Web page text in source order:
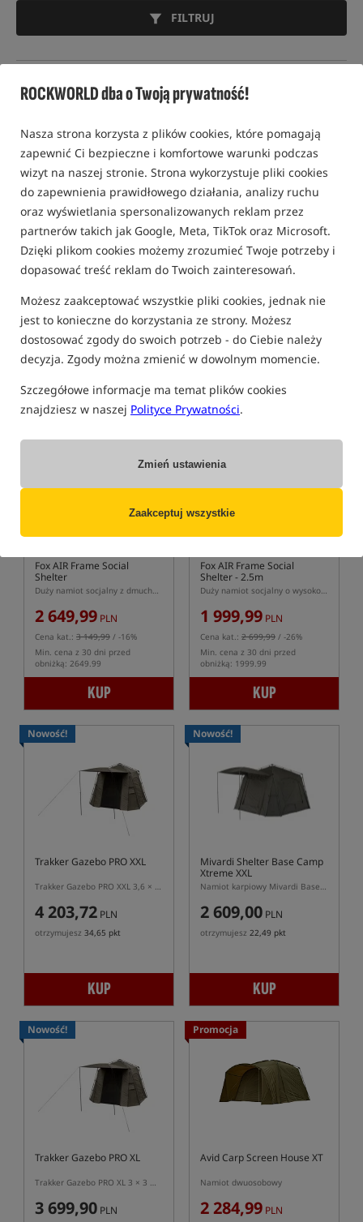
ROCKWORLD dba o Twoją prywatność!
Nasza strona korzysta z plików cookies, które pomagają
zapewnić Ci bezpieczne i komfortowe warunki podczas
wizyt na naszej stronie. Strona wykorzystuje pliki cookies
do zapewnienia prawidłowego działania, analizy ruchu
oraz wyświetlania spersonalizowanych reklam przez
partnerów takich jak Google, Meta, TikTok oraz Microsoft.
Dzięki plikom cookies możemy zrozumieć Twoje potrzeby i
dopasować treść reklam do Twoich zainteresowań.
Możesz zaakceptować wszystkie pliki cookies, jednak nie
jest to konieczne do korzystania ze strony. Możesz
dostosować zgody do swoich potrzeb - do Ciebie należy
decyzja. Zgody można zmienić w dowolnym momencie.
Szczegółowe informacje ma temat plików cookies
znajdziesz w naszej Polityce Prywatności.
Zmień ustawienia
Zaakceptuj wszystkie
FILTRUJ
KARPIOWE NAMIOTY SOCJALNE
Bestseller!
Nash Bank Life Gazebo
Camo PRO
Namiot socjalny
4 799,99PLN
otrzymujesz 30,23 pkt
KUP
Solar Social The Twin
3 549,99PLN
Cena kat.:3 850,00/ -8%
Min. cena z 30 dni przed
obniżką: 3449.99
KUP
Promocja
Fox AIR Frame Social
Shelter
Duży namiot socjalny z dmuchanym stelażem
2 649,99 PLN
Cena kat.: 3 149,99 / -16%
Min. cena z 30 dni przed
obniżką: 2649.99
KUP
Promocja
Fox AIR Frame Social
Shelter - 2.5m
Duży namiot socjalny o wysokości 2.5m z dmuchanym stelażem
1 999,99 PLN
Cena kat.: 2 699,99 / -26%
Min. cena z 30 dni przed
obniżką: 1999.99
KUP
Nowość!
Trakker Gazebo PRO XXL
Trakker Gazebo PRO XXL 3,6 × 3,6 m – karpiowy namiot socjalny
4 203,72 PLN
otrzymujesz 34,65 pkt
KUP
Nowość!
Mivardi Shelter Base Camp
Xtreme XXL
Namiot karpiowy Mivardi Base Camp Xtreme XXL
2 609,00 PLN
otrzymujesz 22,49 pkt
KUP
Nowość!
Trakker Gazebo PRO XL
Trakker Gazebo PRO XL 3 × 3 m – karpiowy namiot socjalny
3 699,90 PLN
Promocja
Avid Carp Screen House XT
Namiot dwuosobowy
2 284,99 PLN